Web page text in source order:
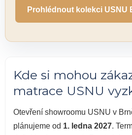
Prohlédnout kolekci USNU
Kde si mohou
matrace USNU
Otevření showroomu USNU v
plánujeme od 1. ledna 2027.